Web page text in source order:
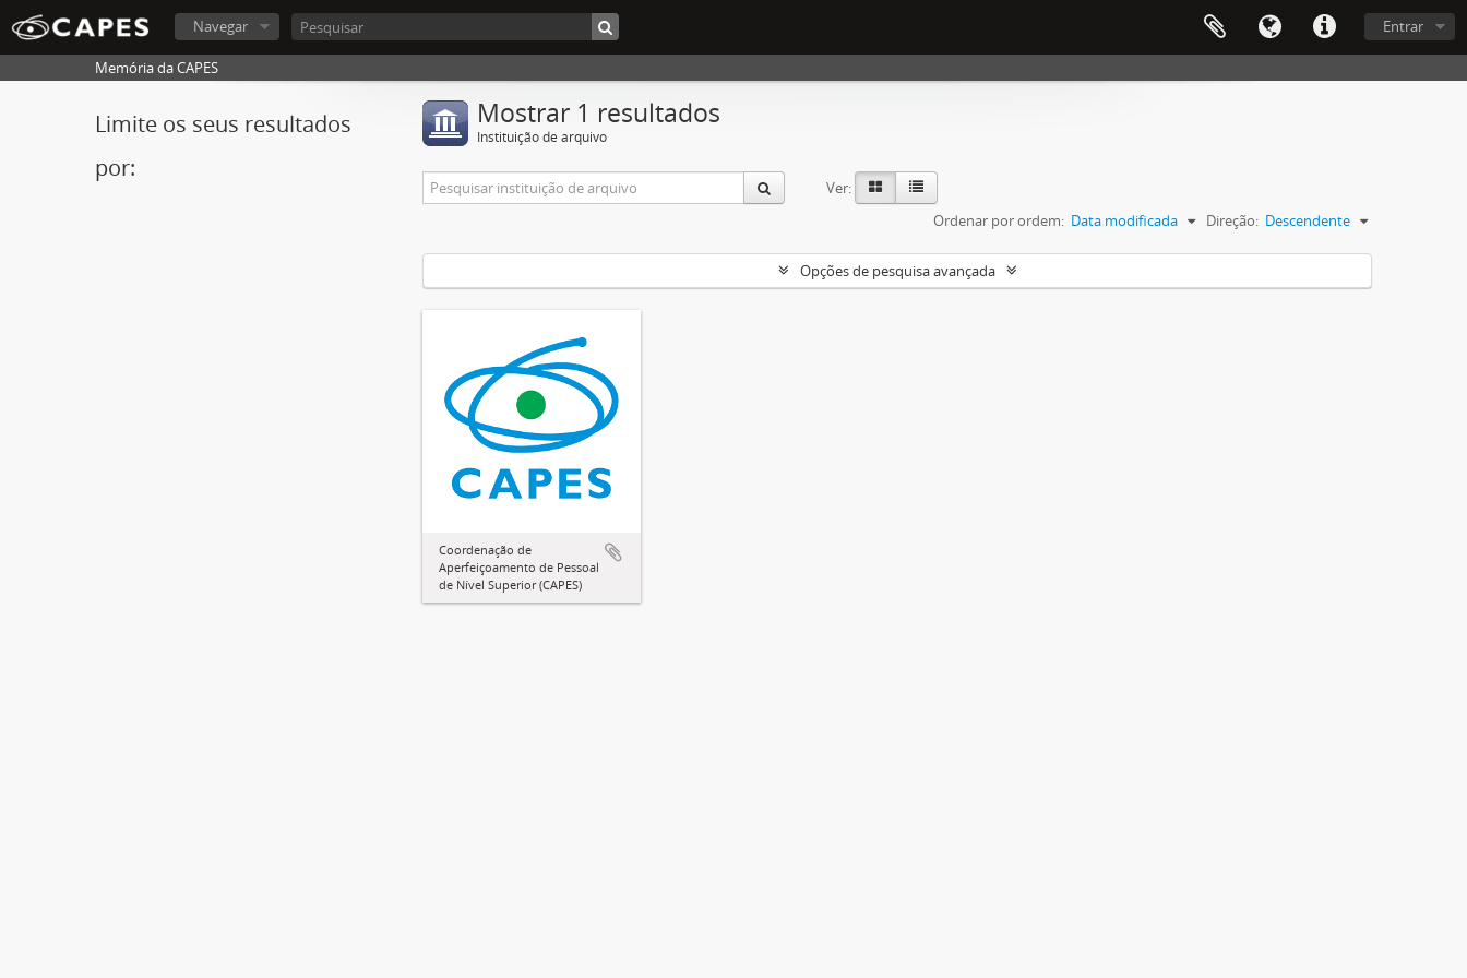
Entrar
Navegar
Memória da CAPES
Limite os seus resultados
por:
Mostrar 1 resultados
Instituição de arquivo
Ver:
Ordenar por ordem: Data modificada Direção: Descendente
Opções de pesquisa avançada
Coordenação de
Aperfeiçoamento de Pessoal
de Nível Superior (CAPES)